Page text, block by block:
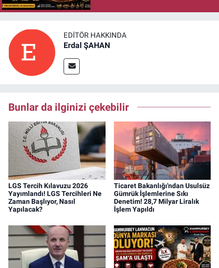
EDITÖR HAKKINDA
Erdal ŞAHAN
Bunlar da ilginizi çekebilir
LGS Tercih Kılavuzu 2026
Yayımlandı! LGS Tercihleri Ne
Zaman Başlıyor, Nasıl
Yapılacak?
Ticaret Bakanlığı'ndan Usulsüz
Gümrük İşlemlerine Sıkı
Denetim! 28,7 Milyar Liralık
İşlem Yapıldı